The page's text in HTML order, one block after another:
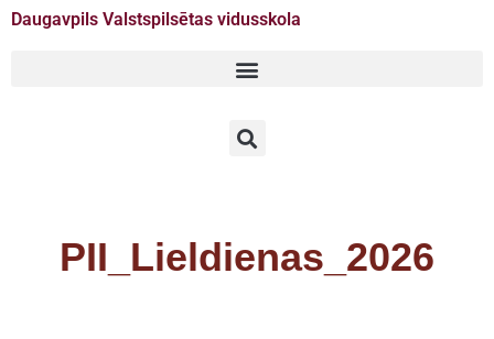
Daugavpils Valstspilsētas vidusskola
PII_Lieldienas_2026